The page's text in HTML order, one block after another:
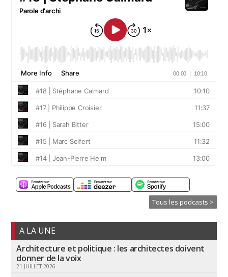
Tous les podcasts >
A LA UNE
Architecture et politique : les architectes doivent
donner de la voix
21 JUILLET 2026